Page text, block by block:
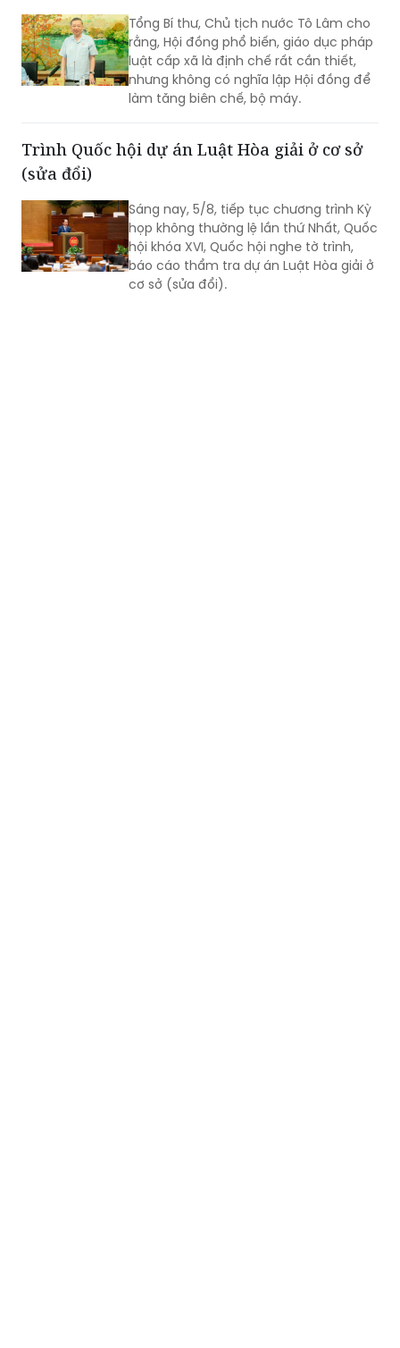
Tổng Bí thư, Chủ tịch nước Tô Lâm cho
rằng, Hội đồng phổ biến, giáo dục pháp
luật cấp xã là định chế rất cần thiết,
nhưng không có nghĩa lập Hội đồng để
làm tăng biên chế, bộ máy.
Trình Quốc hội dự án Luật Hòa giải ở cơ sở
(sửa đổi)
Sáng nay, 5/8, tiếp tục chương trình Kỳ
họp không thường lệ lần thứ Nhất, Quốc
hội khóa XVI, Quốc hội nghe tờ trình,
báo cáo thẩm tra dự án Luật Hòa giải ở
cơ sở (sửa đổi).